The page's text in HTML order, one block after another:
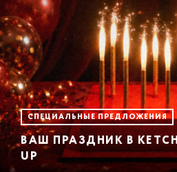
СПЕЦИАЛЬНЫЕ ПРЕДЛОЖЕНИЯ
ВАШ ПРАЗДНИК В KETCH
UP